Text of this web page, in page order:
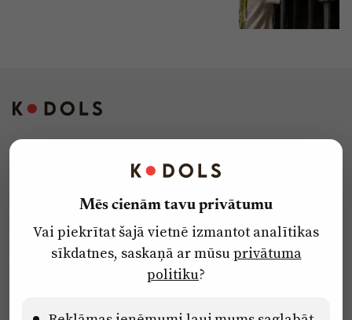
Privātuma politika
Ētikas kodekss
Pārredzamības paziņojumi
Mēs cienām tavu privātumu
Vai piekrītat šajā vietnē izmantot analītikas
sīkdatnes, saskaņā ar mūsuprivātuma
politiku?